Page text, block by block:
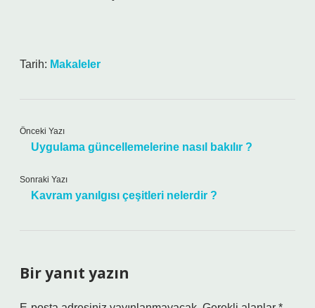
Tarih: Makaleler
Önceki Yazı
Uygulama güncellemelerine nasıl bakılır ?
Sonraki Yazı
Kavram yanılgısı çeşitleri nelerdir ?
Bir yanıt yazın